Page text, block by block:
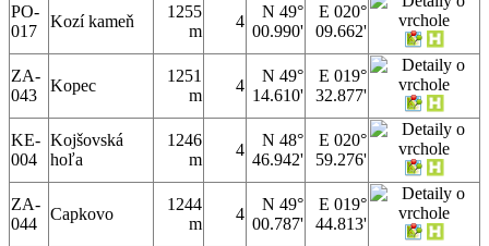
PO-
017
Kozí kameň
1255
m
4
N 49°
00.990'
E 020°
09.662'
ZA-
043
Kopec
1251
m
4
N 49°
14.610'
E 019°
32.877'
KE-
004
Kojšovská
hoľa
1246
m
4
N 48°
46.942'
E 020°
59.276'
ZA-
044
Capkovo
1244
m
4
N 49°
00.787'
E 019°
44.813'